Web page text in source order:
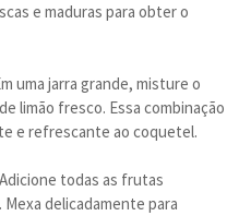
e maduras para obter o
uma jarra grande, misture o
limão fresco. Essa combinação
e refrescante ao coquetel.
todas as frutas
delicadamente para